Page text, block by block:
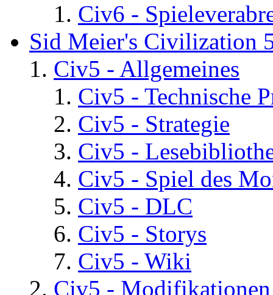
Civ6 -
Sid Meier's Civilization
Civ5 - Allgemeines
Civ5 - Technische
Civ5 - Strategie
Civ5 -
Civ5 - Spiel des
Civ5 - DLC
Civ5 - Storys
Civ5 - Wiki
Civ5 - Modifikationen